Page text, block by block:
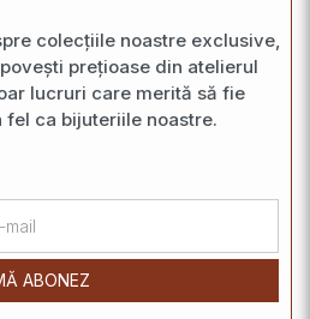
colecțiile noastre exclusive,
prețioase din atelierul
lucruri care merită să fie
fel ca bijuteriile noastre.
ABONEZ